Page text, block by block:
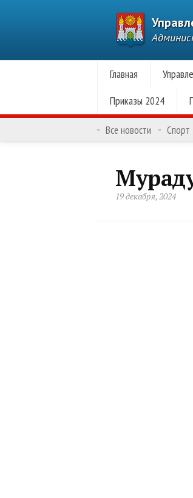
Главная
Приказы 2024
Все новости Спорт
19 декабря, 2024